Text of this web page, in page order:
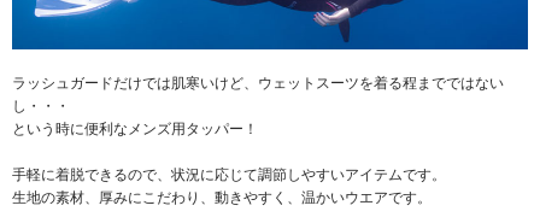
ラッシュガードだけでは肌寒いけど、ウェットスーツを着る程までではない
し・・・
という時に便利なメンズ用タッパー！
手軽に着脱できるので、状況に応じて調節しやすいアイテムです。
生地の素材、厚みにこだわり、動きやすく、温かいウエアです。